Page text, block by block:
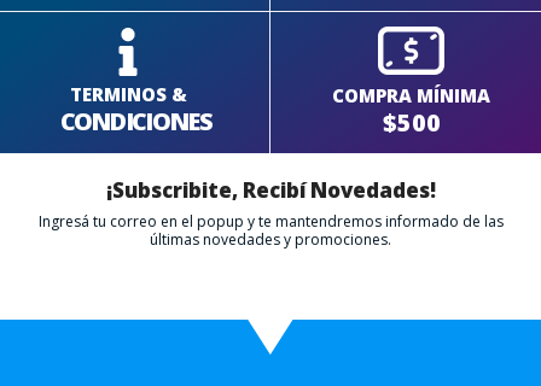
TERMINOS &
CONDICIONES
COMPRA MÍNIMA
$500
¡Subscribite, Recibí Novedades!
Ingresá tu correo en el popup y te mantendremos informado de las
últimas novedades y promociones.